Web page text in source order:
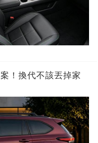
！換代不該丟掉家